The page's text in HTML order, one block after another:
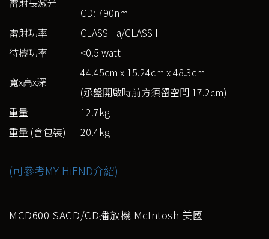
CD: 790nm
雷射功率
CLASS IIa/CLASS I
待機功率
<0.5 watt
寬x高x深
44.45cm x 15.24cm x 48.3cm
(承盤開啟時前方須留空間 17.2cm)
重量
12.7kg
重量 (含包裝)
20.4kg
(可參考MY-HiEND介紹)
MCD600 SACD/CD播放機 McIntosh 美國